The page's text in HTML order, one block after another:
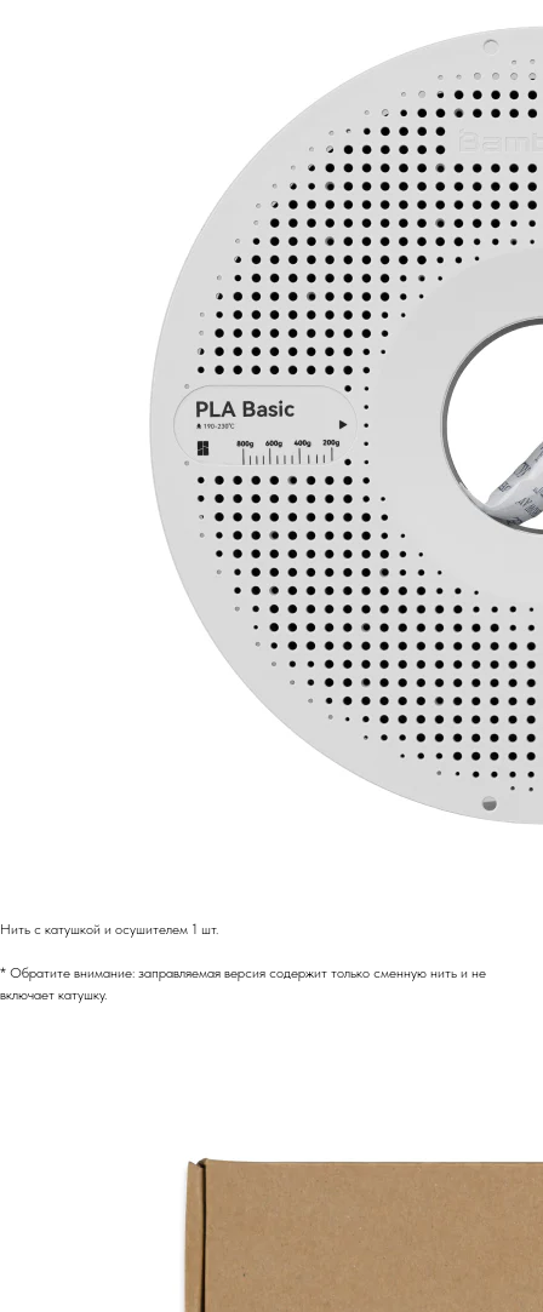
Нить с катушкой и осушителем 1 шт.
* Обратите внимание: заправляемая версия содержит только сменную нить и не
включает катушку.